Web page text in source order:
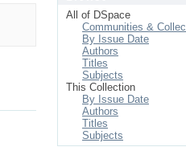
All of DSpace
Communities &
By Issue Date
Authors
Titles
Subjects
This Collection
By Issue Date
Authors
Titles
Subjects